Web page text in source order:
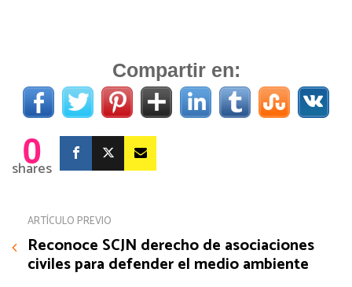
Compartir en:
0
shares
ARTÍCULO PREVIO
Reconoce SCJN derecho de asociaciones
civiles para defender el medio ambiente